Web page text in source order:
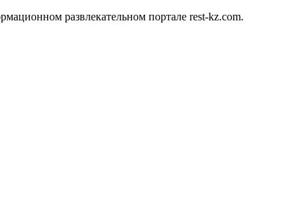
развлекательном портале rest-kz.com.